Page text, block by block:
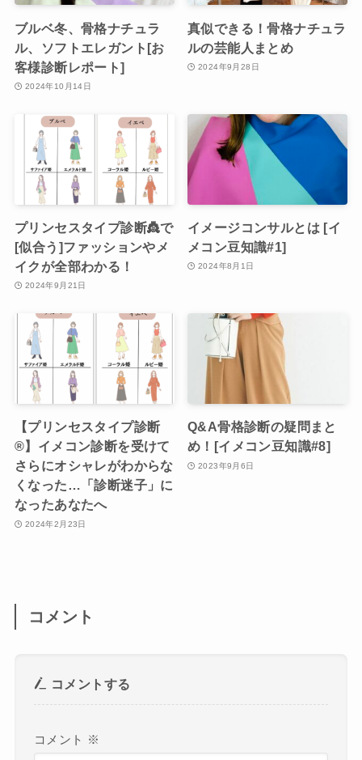
ブルベ冬、骨格ナチュラ
ル、ソフトエレガント[お
客様診断レポート]
2024年10月14日
真似できる！骨格ナチュラ
ルの芸能人まとめ
2024年9月28日
プリンセスタイプ診断👸で
[似合う]ファッションやメ
イクが全部わかる！
2024年9月21日
イメージコンサルとは [イ
メコン豆知識#1]
2024年8月1日
【プリンセスタイプ診断
®︎】イメコン診断を受けて
さらにオシャレがわからな
くなった…「診断迷子」に
なったあなたへ
2024年2月23日
Q&A骨格診断の疑問まと
め！[イメコン豆知識#8]
2023年9月6日
コメント
コメントする
コメント ※